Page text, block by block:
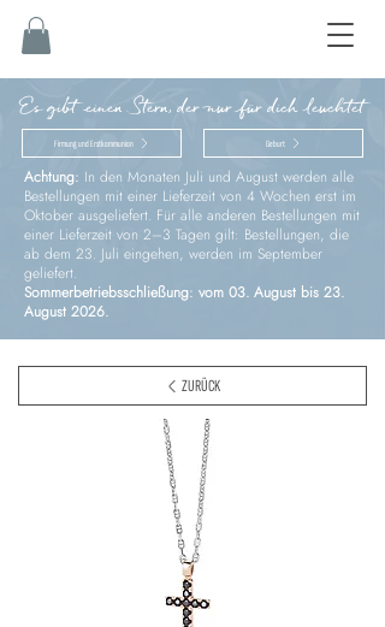
Es gibt einen Stern, der nur für dich leuchtet
Firmung und Erstkommunion Geburt
Achtung: In den Monaten Juli und August werden alle
Bestellungen mit einer Lieferzeit von 4 Wochen erst im
Oktober ausgeliefert. Für alle anderen Bestellungen mit
einer Lieferzeit von 2–3 Tagen gilt: Bestellungen, die
ab dem 23. Juli eingehen, werden im September
geliefert.
Sommerbetriebsschließung: vom 03. August bis 23.
August 2026.
ZURÜCK